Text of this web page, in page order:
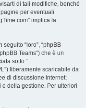
di tali modifiche, benché
per eventuali
implica la
“loro”, “phpBB
Teams”) che è un
sotto “
liberamente scaricabile da
di discussione internet;
della gestione. Per ulteriori